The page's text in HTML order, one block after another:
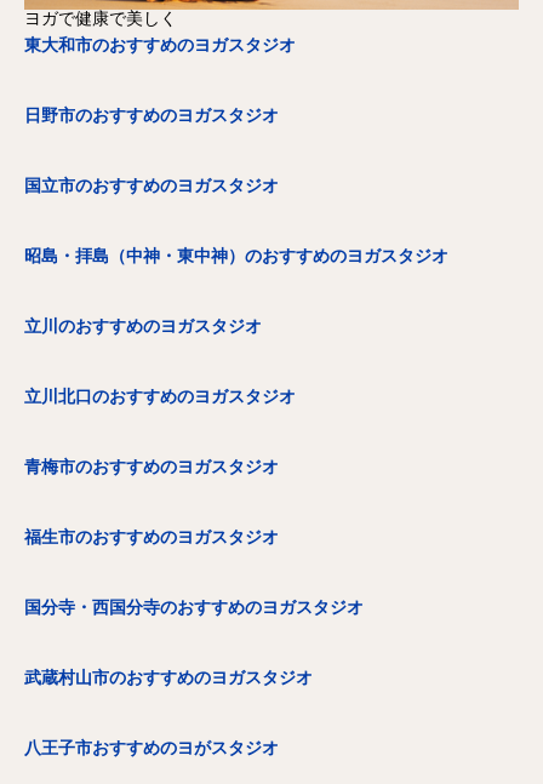
ヨガで健康で美しく
東大和市のおすすめのヨガスタジオ
日野市のおすすめのヨガスタジオ
国立市のおすすめのヨガスタジオ
昭島・拝島（中神・東中神）のおすすめのヨガスタジオ
立川のおすすめのヨガスタジオ
立川北口のおすすめのヨガスタジオ
青梅市のおすすめのヨガスタジオ
福生市のおすすめのヨガスタジオ
国分寺・西国分寺のおすすめのヨガスタジオ
武蔵村山市のおすすめのヨガスタジオ
八王子市おすすめのヨがスタジオ